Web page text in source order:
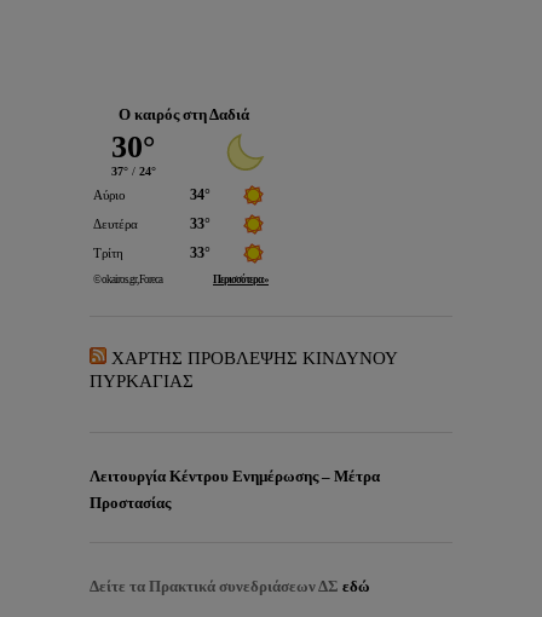
Ο καιρός στη Δαδιά
ΧΑΡΤΗΣ ΠΡΟΒΛΕΨΗΣ ΚΙΝΔΥΝΟΥ
ΠΥΡΚΑΓΙΑΣ
Λειτουργία Κέντρου Ενημέρωσης – Μέτρα
Προστασίας
Δείτε τα Πρακτικά συνεδριάσεων ΔΣ εδώ